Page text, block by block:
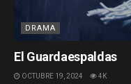
DRAMA
El Guardaespaldas
OCTUBRE 19, 2024 4K